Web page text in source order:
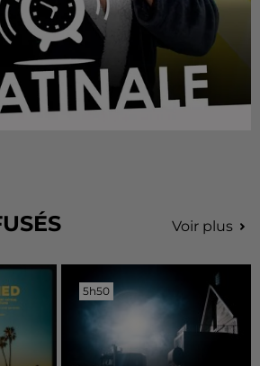
Voir plus
5h50
5h50